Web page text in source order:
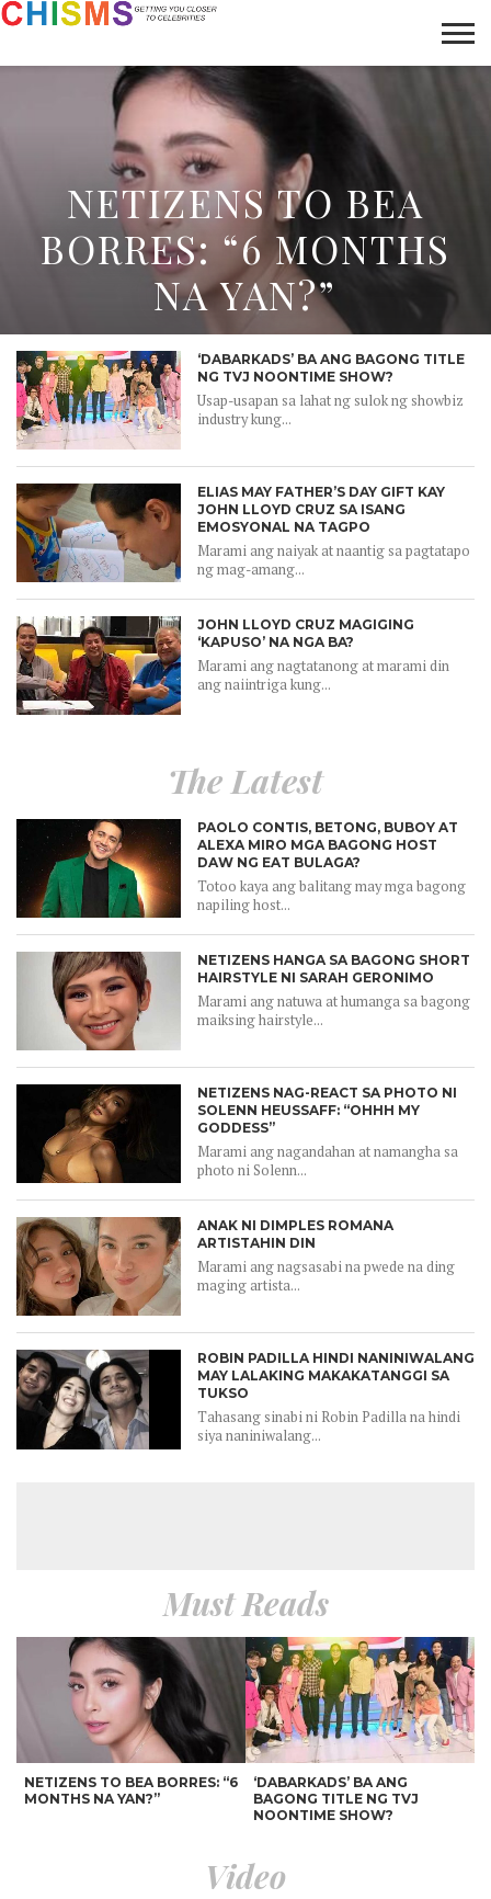
LIFESTYLE
GALLERY
ARTICLES
ABOUT
NETIZENS TO BEA
BORRES: “6 MONTHS
NA YAN?”
‘DABARKADS’ BA ANG BAGONG TITLE
NG TVJ NOONTIME SHOW?
Usap-usapan sa lahat ng sulok ng showbiz
industry kung...
ELIAS MAY FATHER’S DAY GIFT KAY
JOHN LLOYD CRUZ SA ISANG
EMOSYONAL NA TAGPO
Marami ang naiyak at naantig sa pagtatapo
ng mag-amang...
JOHN LLOYD CRUZ MAGIGING
‘KAPUSO’ NA NGA BA?
Marami ang nagtatanong at marami din
ang naiintriga kung...
The Latest
PAOLO CONTIS, BETONG, BUBOY AT
ALEXA MIRO MGA BAGONG HOST
DAW NG EAT BULAGA?
Totoo kaya ang balitang may mga bagong
napiling host...
NETIZENS HANGA SA BAGONG SHORT
HAIRSTYLE NI SARAH GERONIMO
Marami ang natuwa at humanga sa bagong
maiksing hairstyle...
NETIZENS NAG-REACT SA PHOTO NI
SOLENN HEUSSAFF: “OHHH MY
GODDESS”
Marami ang nagandahan at namangha sa
photo ni Solenn...
ANAK NI DIMPLES ROMANA
ARTISTAHIN DIN
Marami ang nagsasabi na pwede na ding
maging artista...
ROBIN PADILLA HINDI NANINIWALANG
MAY LALAKING MAKAKATANGGI SA
TUKSO
Tahasang sinabi ni Robin Padilla na hindi
siya naniniwalang...
Must Reads
NETIZENS TO BEA BORRES: “6
MONTHS NA YAN?”
‘DABARKADS’ BA ANG
BAGONG TITLE NG TVJ
NOONTIME SHOW?
Video